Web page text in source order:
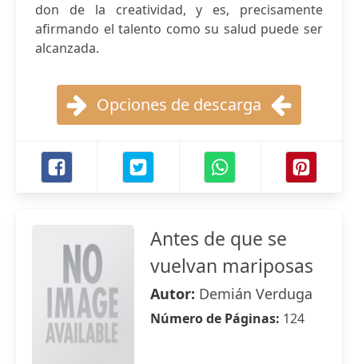
don de la creatividad, y es, precisamente
afirmando el talento como su salud puede ser
alcanzada.
Opciones de descarga
Antes de que se
vuelvan mariposas
Autor: Demián Verduga
Número de Páginas: 124